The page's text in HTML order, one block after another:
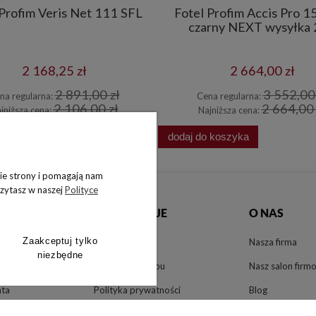
Veris Net 111 SFL
2 168,25 zł
regularna:2 891,00 zł
cena:2 106,00 zł
Fotel Profim Accis Pro
czarny NEXT wysyłka
2 664,00 zł
Cena regularna:3 552,00
Najniższa cena:2 664,00
dodaj do koszyka
INFORMACJE
Jak zamawiać
Regulamin sklepu
Polityka prywatności
O NAS
Nasza firma
Nasz salon
Blog
strony i pomagają nam
w naszejPolityce
Zaakceptuj tylko
niezbędne